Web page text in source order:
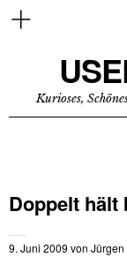
Kurioses,
Doppelt hält
9. Juni 2009 von Jürgen